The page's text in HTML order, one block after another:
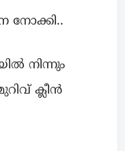
നോക്കി..
നിന്നും
ക്ലീന്‍